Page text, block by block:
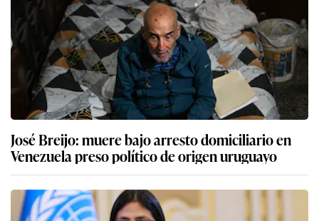
José Breijo: muere bajo arresto domiciliario en
Venezuela preso político de origen uruguayo